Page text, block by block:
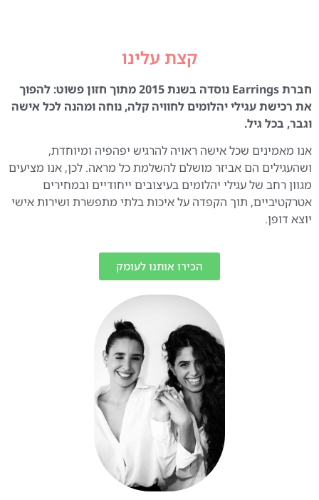
קצת עלינו
חברת Earrings נוסדה בשנת 2015 מתוך חזון פשוט: להפוך
את רכישת עגילי יהלומים לחוויה קלה, נוחה ומהנה לכל אישה
וגבר, בכל גיל.
אנו מאמינים שכל אישה ראויה להרגיש יפהפיה ומיוחדת,
ושהעגילים הם אביזר מושלם להשלמת כל מראה. לכן, אנו מציעים
מגוון רחב של עגילי יהלומים בעיצובים ייחודיים ובמחירים
אטרקטיביים, תוך הקפדה על איכות בלתי מתפשרת ושירות אישי
יוצא דופן.
הכירו אותנו לעומק